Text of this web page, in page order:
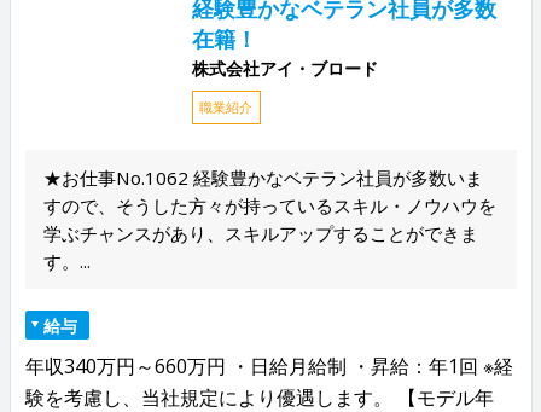
経験豊かなベテラン社員が多数
在籍！
株式会社アイ・ブロード
職業紹介
★お仕事No.1062 経験豊かなベテラン社員が多数いま
すので、そうした方々が持っているスキル・ノウハウを
学ぶチャンスがあり、スキルアップすることができま
す。...
給与
年収340万円～660万円 ・日給月給制 ・昇給：年1回 ※経
験を考慮し、当社規定により優遇します。 【モデル年